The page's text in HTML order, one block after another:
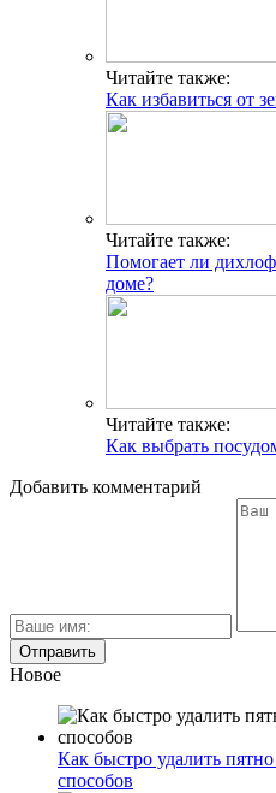
Читайте также:
Как избавиться от
Читайте также:
Помогает ли
доме?
Читайте также:
Как выбрать
Добавить комментарий
Новое
Как быстро удалить
способов